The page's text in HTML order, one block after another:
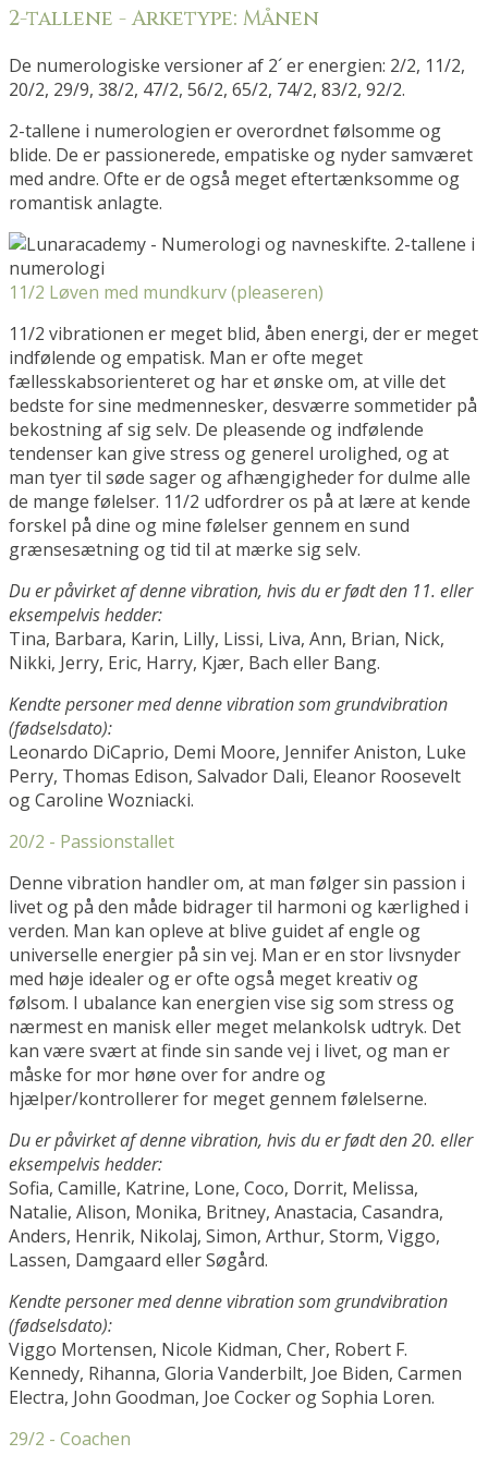
2-tallene - Arketype: Månen
De numerologiske versioner af 2´ er energien: 2/2, 11/2,
20/2, 29/9, 38/2, 47/2, 56/2, 65/2, 74/2, 83/2, 92/2.
2-tallene i numerologien er overordnet følsomme og
blide. De er passionerede, empatiske og nyder samværet
med andre. Ofte er de også meget eftertænksomme og
romantisk anlagte.
11/2 Løven med mundkurv (pleaseren)
11/2 vibrationen er meget blid, åben energi, der er meget
indfølende og empatisk. Man er ofte meget
fællesskabsorienteret og har et ønske om, at ville det
bedste for sine medmennesker, desværre sommetider på
bekostning af sig selv. De pleasende og indfølende
tendenser kan give stress og generel urolighed, og at
man tyer til søde sager og afhængigheder for dulme alle
de mange følelser. 11/2 udfordrer os på at lære at kende
forskel på dine og mine følelser gennem en sund
grænsesætning og tid til at mærke sig selv.
Du er påvirket af denne vibration, hvis du er født den 11. eller
eksempelvis hedder:
Tina, Barbara, Karin, Lilly, Lissi, Liva, Ann, Brian, Nick,
Nikki, Jerry, Eric, Harry, Kjær, Bach eller Bang.
Kendte personer med denne vibration som grundvibration
(fødselsdato):
Leonardo DiCaprio, Demi Moore, Jennifer Aniston, Luke
Perry, Thomas Edison, Salvador Dali, Eleanor Roosevelt
og Caroline Wozniacki.
20/2 - Passionstallet
Denne vibration handler om, at man følger sin passion i
livet og på den måde bidrager til harmoni og kærlighed i
verden. Man kan opleve at blive guidet af engle og
universelle energier på sin vej. Man er en stor livsnyder
med høje idealer og er ofte også meget kreativ og
følsom. I ubalance kan energien vise sig som stress og
nærmest en manisk eller meget melankolsk udtryk. Det
kan være svært at finde sin sande vej i livet, og man er
måske for mor høne over for andre og
hjælper/kontrollerer for meget gennem følelserne.
Du er påvirket af denne vibration, hvis du er født den 20. eller
eksempelvis hedder:
Sofia, Camille, Katrine, Lone, Coco, Dorrit, Melissa,
Natalie, Alison, Monika, Britney, Anastacia, Casandra,
Anders, Henrik, Nikolaj, Simon, Arthur, Storm, Viggo,
Lassen, Damgaard eller Søgård.
Kendte personer med denne vibration som grundvibration
(fødselsdato):
Viggo Mortensen, Nicole Kidman, Cher, Robert F.
Kennedy, Rihanna, Gloria Vanderbilt, Joe Biden, Carmen
Electra, John Goodman, Joe Cocker og Sophia Loren.
29/2 - Coachen